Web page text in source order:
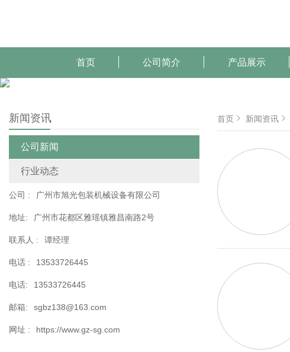
首页 公司简介 产品展示
新闻资讯
公司新闻
行业动态
公司 : 广州市旭光包装机械设备有限公司
地址: 广州市花都区雅瑶镇雅昌南路2号
联系人 : 谭经理
电话 : 13533726445
电话: 13533726445
邮箱: sgbz138@163.com
网址 : https://www.gz-sg.com
首页 新闻资讯